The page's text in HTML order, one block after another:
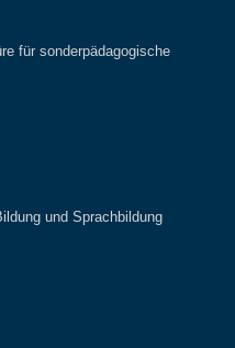
für sonderpädagogische
und Sprachbildung